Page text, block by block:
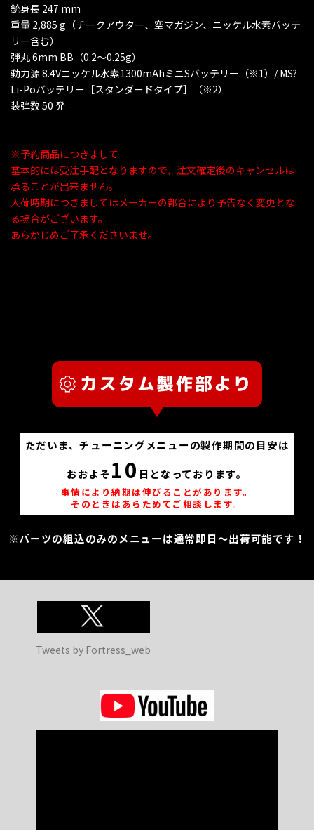
銃身長 247 mm
重量 2,885 g（チークアウター、空マガジン、ニッケル水素バッテ
リー含む）
弾丸 6mm BB（0.2〜0.25g）
動力源 8.4Vニッケル水素1300mAhミニSバッテリー（※1）/ MS?
Li-Poバッテリー［スタンダードタイプ］（※2）
装弾数 50 発
※予約商品につきまして
基本的には受注手配となりますので、注文確定後のキャンセルは
承ることが出来ません。
入荷時期につきましてはメーカーの都合により予告なく変更とな
る場合がございます。
あらかじめご了承くださいませ。
ただいま、チューニングメニューの製作期間の目安は
おおよそ 10 日となっております。
事情により納期は伸びることがあります。
そのときはあらためてご相談します。
※パーツの組込のみのメニューは通常即日～出荷可能です！
Tweets by Fortress_web